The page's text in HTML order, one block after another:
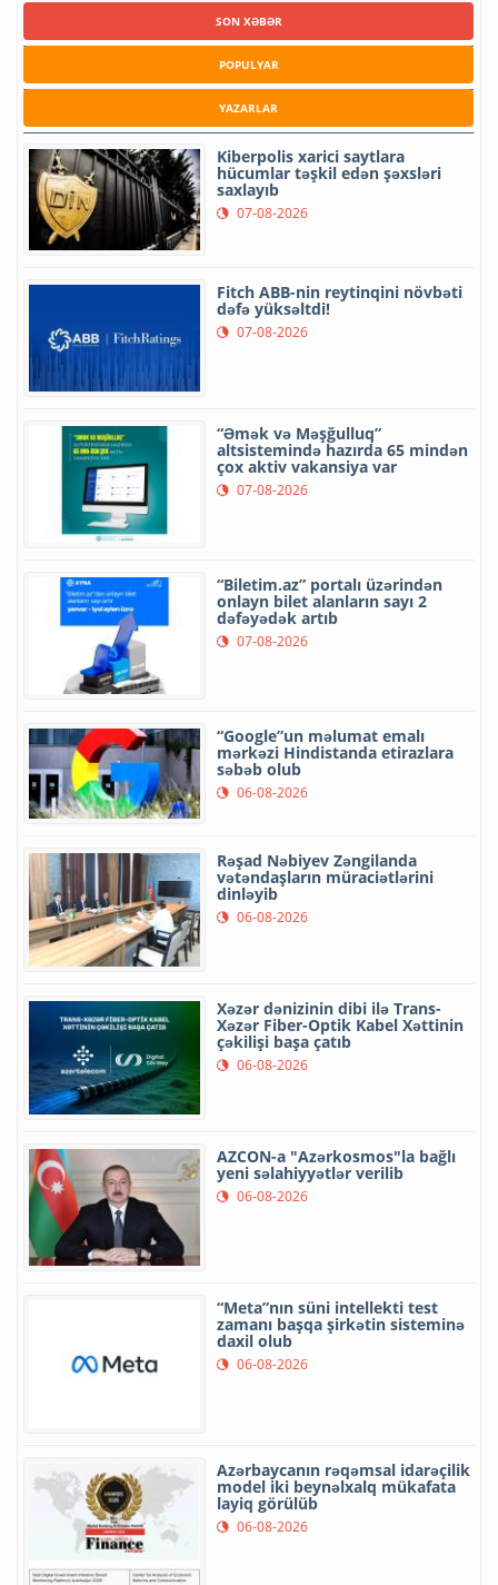
SON XƏBƏR
POPULYAR
YAZARLAR
Kiberpolis xarici saytlara
hücumlar təşkil edən şəxsləri
saxlayıb
07-08-2026
Fitch ABB-nin reytinqini növbəti
dəfə yüksəltdi!
07-08-2026
“Əmək və Məşğulluq”
altsistemində hazırda 65 mindən
çox aktiv vakansiya var
07-08-2026
“Biletim.az” portalı üzərindən
onlayn bilet alanların sayı 2
dəfəyədək artıb
07-08-2026
“Google”un məlumat emalı
mərkəzi Hindistanda etirazlara
səbəb olub
06-08-2026
Rəşad Nəbiyev Zəngilanda
vətəndaşların müraciətlərini
dinləyib
06-08-2026
Xəzər dənizinin dibi ilə Trans-
Xəzər Fiber-Optik Kabel Xəttinin
çəkilişi başa çatıb
06-08-2026
AZCON-a "Azərkosmos"la bağlı
yeni səlahiyyətlər verilib
06-08-2026
“Meta”nın süni intellekti test
zamanı başqa şirkətin sisteminə
daxil olub
06-08-2026
Azərbaycanın rəqəmsal idarəçilik
model iki beynəlxalq mükafata
layiq görülüb
06-08-2026